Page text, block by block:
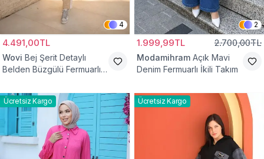
4
4.491,00TL
Wovi Bej Şerit Detaylı
Belden Büzgülü Fermuarlı
2
1.999,99TL 2.700,00TL
Modamihram Açık Mavi
Denim Fermuarlı İkili Takım
Ücretsiz Kargo Ücretsiz Kargo